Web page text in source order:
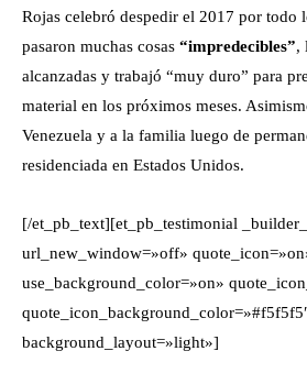
Rojas celebró despedir el 2017 por todo
pasaron muchas cosas “impredecibles”,
alcanzadas y trabajó “muy duro” para
material en los próximos meses.
Venezuela y a la familia luego de
residenciada en Estados Unidos.
[/et_pb_text][et_pb_testimonial
url_new_window=»off»
use_background_color=»on»
background_layout=»light»]